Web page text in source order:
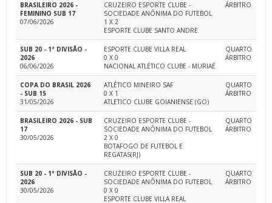
BRASILEIRO 2026 -
FEMININO SUB 17
07/06/2026
CRUZEIRO ESPORTE CLUBE -
SOCIEDADE ANÔNIMA DO FUTEBOL
1 X 2
ESPORTE CLUBE SANTO ANDRE
ÁRBITRO
SUB 20 - 1ª DIVISÃO -
2026
06/06/2026
ESPORTE CLUBE VILLA REAL
0 X 0
NACIONAL ATLÉTICO CLUBE - MURIAÉ
QUARTO
ÁRBITRO
COPA DO BRASIL 2026
- SUB 15
31/05/2026
ATLÉTICO MINEIRO SAF
0 X 1
ATLETICO CLUBE GOIANIENSE (GO)
QUARTO
ÁRBITRO
BRASILEIRO 2026 - SUB
17
30/05/2026
CRUZEIRO ESPORTE CLUBE -
SOCIEDADE ANÔNIMA DO FUTEBOL
2 X 0
BOTAFOGO DE FUTEBOL E
REGATAS(RJ)
QUARTO
ÁRBITRO
SUB 20 - 1ª DIVISÃO -
2026
30/05/2026
CRUZEIRO ESPORTE CLUBE -
SOCIEDADE ANÔNIMA DO FUTEBOL
0 X 0
ESPORTE CLUBE VILLA REAL
QUARTO
ÁRBITRO